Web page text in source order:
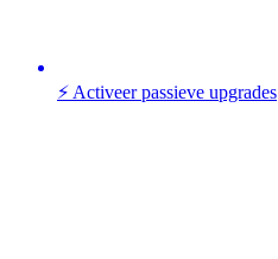
⚡ Activeer passieve upgrades